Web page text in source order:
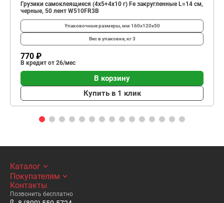
Грузики самоклеящиеся (4х5+4х10 г) Fe закругленные L=14 см,
черные, 50 лент W510FR3B
Упаковочные размеры, мм 160х120х50
Вес в упаковке, кг3
770 ₽
В кредит от 26/мес
В корзину
Купить в 1 клик
Каталог
Покупателям
Контакты
Позвонить бесплатно